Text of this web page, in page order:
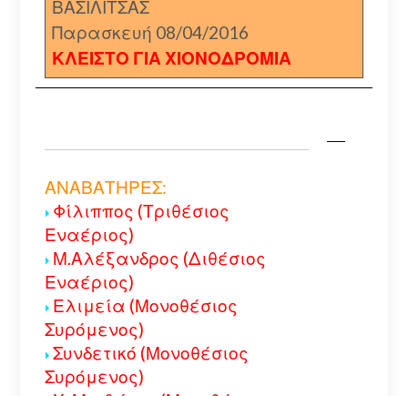
ΒΑΣΙΛΙΤΣΑΣ
Παρασκευή 08/04/2016
ΚΛΕΙΣΤΟ ΓΙΑ ΧΙΟΝΟΔΡΟΜΙΑ
ΑΝΑΒΑΤΗΡΕΣ:
Φίλιππος (Τριθέσιος
Εναέριος)
Μ.Αλέξανδρος (Διθέσιος
Εναέριος)
Ελιμεία (Μονοθέσιος
Συρόμενος)
Συνδετικό (Μονοθέσιος
Συρόμενος)